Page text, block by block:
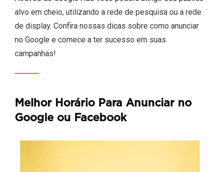
alvo em cheio, utilizando a rede de pesquisa ou a rede
de display. Confira nossas dicas sobre como anunciar
no Google e comece a ter sucesso em suas
campanhas!
Melhor Horário Para Anunciar no
Google ou Facebook